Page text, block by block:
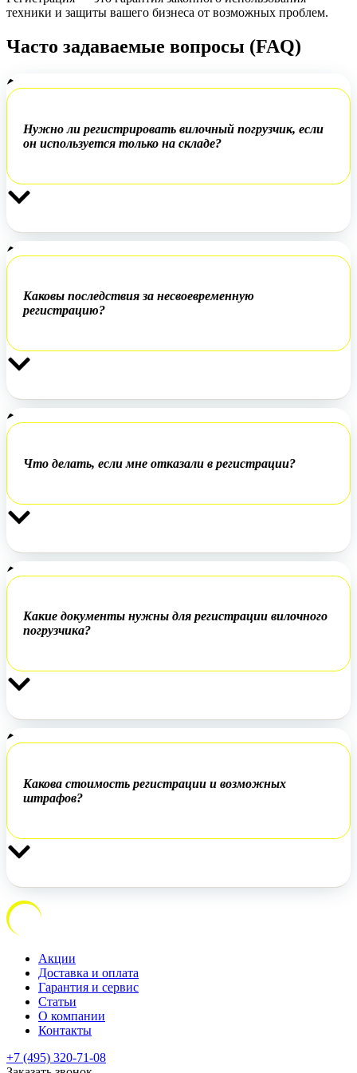
техники и защиты вашего бизнеса от возможных проблем.
Часто задаваемые вопросы (FAQ)
Нужно ли регистрировать вилочный погрузчик, если
он используется только на складе?
Каковы последствия за несвоевременную
регистрацию?
Что делать, если мне отказали в регистрации?
Какие документы нужны для регистрации вилочного
погрузчика?
Какова стоимость регистрации и возможных
штрафов?
Акции
Доставка и оплата
Гарантия и сервис
Статьи
О компании
Контакты
+7 (495) 320-71-08